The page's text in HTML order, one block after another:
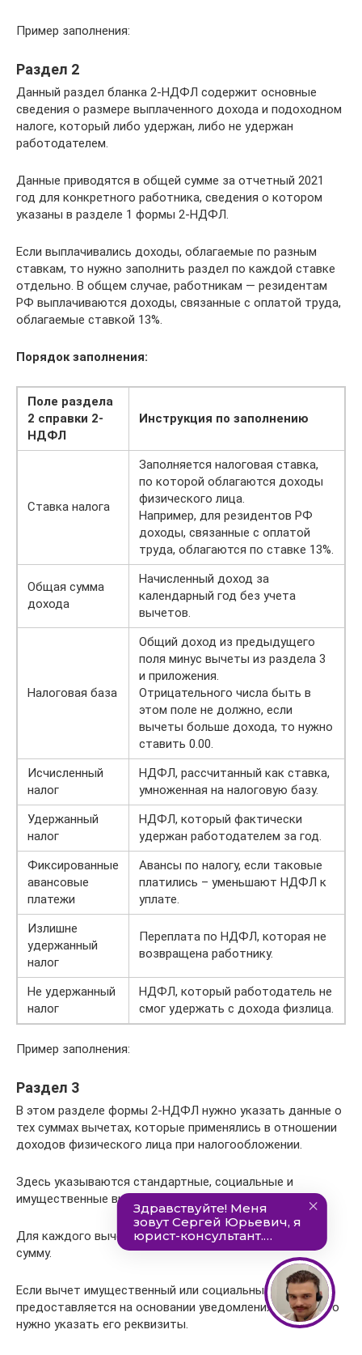
Пример заполнения:
Раздел 2
Данный раздел бланка 2-НДФЛ содержит основные
сведения о размере выплаченного дохода и подоходном
налоге, который либо удержан, либо не удержан
работодателем.
Данные приводятся в общей сумме за отчетный 2021
год для конкретного работника, сведения о котором
указаны в разделе 1 формы 2-НДФЛ.
Если выплачивались доходы, облагаемые по разным
ставкам, то нужно заполнить раздел по каждой ставке
отдельно. В общем случае, работникам — резидентам
РФ выплачиваются доходы, связанные с оплатой труда,
облагаемые ставкой 13%.
Порядок заполнения:
Поле раздела
2 справки 2-
НДФЛ
Инструкция по заполнению
Ставка налога
Заполняется налоговая ставка,
по которой облагаются доходы
физического лица.
Например, для резидентов РФ
доходы, связанные с оплатой
труда, облагаются по ставке 13%.
Общая сумма
дохода
Начисленный доход за
календарный год без учета
вычетов.
Налоговая база
Общий доход из предыдущего
поля минус вычеты из раздела 3
и приложения.
Отрицательного числа быть в
этом поле не должно, если
вычеты больше дохода, то нужно
ставить 0.00.
Исчисленный
налог
НДФЛ, рассчитанный как ставка,
умноженная на налоговую базу.
Удержанный
налог
НДФЛ, который фактически
удержан работодателем за год.
Фиксированные
авансовые
платежи
Авансы по налогу, если таковые
платились – уменьшают НДФЛ к
уплате.
Излишне
удержанный
налог
Переплата по НДФЛ, которая не
возвращена работнику.
Не удержанный
налог
НДФЛ, который работодатель не
смог удержать с дохода физлица.
Пример заполнения:
Раздел 3
В этом разделе формы 2-НДФЛ нужно указать данные о
тех суммах вычетах, которые применялись в отношении
доходов физического лица при налогообложении.
Здесь указываются стандартные, социальные и
имущественные вычеты.
Для каждого вычета указать код и соответсвующую
сумму.
Если вычет имущественный или социальный
предоставляется на основании уведомления из ФНС, то
нужно указать его реквизиты.